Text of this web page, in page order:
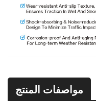
مواصفات المنتج